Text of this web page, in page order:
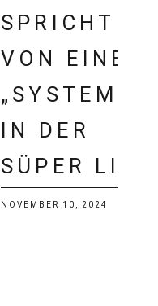
PRICHT V
ON EINEM „
SYSTEM“ I
N DER S
ÜPER LIG
NOVEMBER 10, 2024